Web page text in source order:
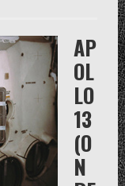
AP
OL
LO
13
(O
N